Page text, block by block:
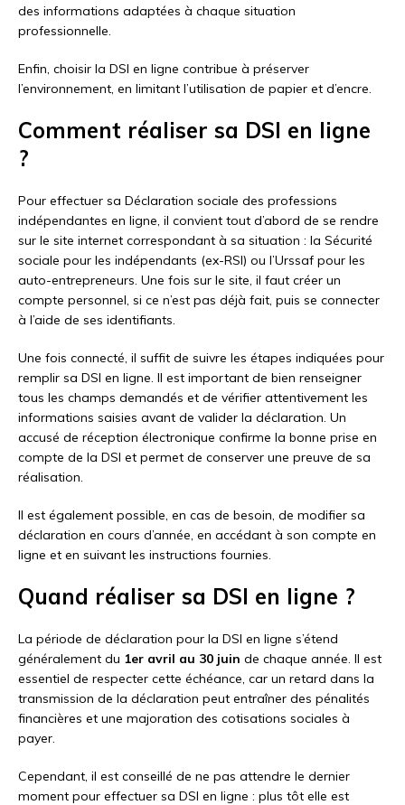
des informations adaptées à chaque situation
professionnelle.
Enfin, choisir la DSI en ligne contribue à préserver
l’environnement, en limitant l’utilisation de papier et d’encre.
Comment réaliser sa DSI en ligne
?
Pour effectuer sa Déclaration sociale des professions
indépendantes en ligne, il convient tout d’abord de se rendre
sur le site internet correspondant à sa situation : la Sécurité
sociale pour les indépendants (ex-RSI) ou l’Urssaf pour les
auto-entrepreneurs. Une fois sur le site, il faut créer un
compte personnel, si ce n’est pas déjà fait, puis se connecter
à l’aide de ses identifiants.
Une fois connecté, il suffit de suivre les étapes indiquées pour
remplir sa DSI en ligne. Il est important de bien renseigner
tous les champs demandés et de vérifier attentivement les
informations saisies avant de valider la déclaration. Un
accusé de réception électronique confirme la bonne prise en
compte de la DSI et permet de conserver une preuve de sa
réalisation.
Il est également possible, en cas de besoin, de modifier sa
déclaration en cours d’année, en accédant à son compte en
ligne et en suivant les instructions fournies.
Quand réaliser sa DSI en ligne ?
La période de déclaration pour la DSI en ligne s’étend
généralement du 1er avril au 30 juin de chaque année. Il est
essentiel de respecter cette échéance, car un retard dans la
transmission de la déclaration peut entraîner des pénalités
financières et une majoration des cotisations sociales à
payer.
Cependant, il est conseillé de ne pas attendre le dernier
moment pour effectuer sa DSI en ligne : plus tôt elle est